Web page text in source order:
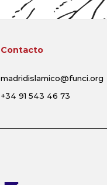
Contacto
madridislamico@funci.org
+34 91 543 46 73